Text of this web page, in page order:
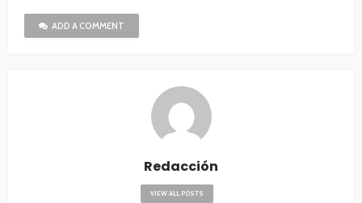
ADD A COMMENT
Redacción
VIEW ALL POSTS